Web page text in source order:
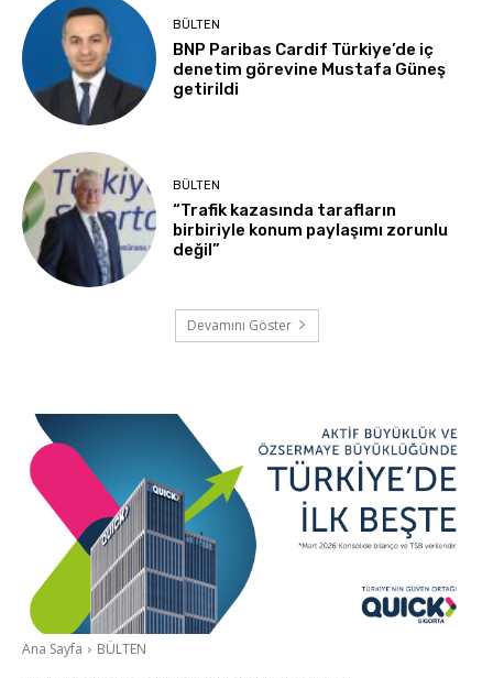
BÜLTEN
BNP Paribas Cardif Türkiye’de iç
denetim görevine Mustafa Güneş
getirildi
BÜLTEN
“Trafik kazasında tarafların
birbiriyle konum paylaşımı zorunlu
değil”
Devamını Göster